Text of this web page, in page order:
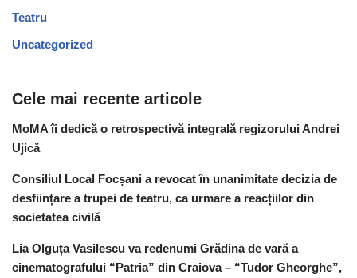
Teatru
Uncategorized
Cele mai recente articole
MoMA îi dedică o retrospectivă integrală regizorului Andrei
Ujică
Consiliul Local Focșani a revocat în unanimitate decizia de
desființare a trupei de teatru, ca urmare a reacțiilor din
societatea civilă
Lia Olguța Vasilescu va redenumi Grădina de vară a
cinematografului “Patria” din Craiova – “Tudor Gheorghe”,